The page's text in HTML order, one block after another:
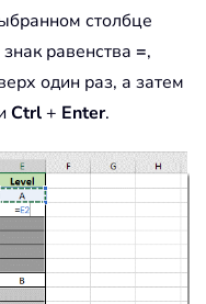
столбце
равенства =,
один раз, а затем
Ctrl+ Enter.